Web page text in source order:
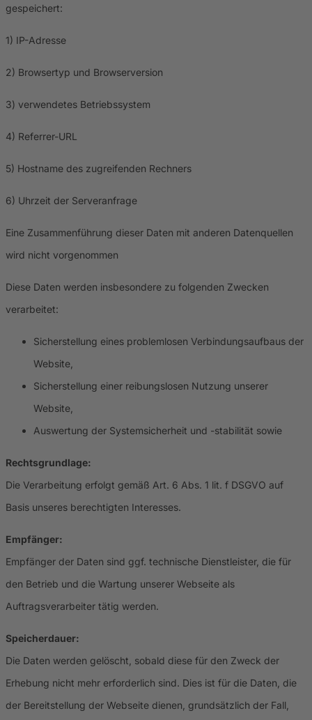
gespeichert:
1) IP-Adresse
2) Browsertyp und Browserversion
3) verwendetes Betriebssystem
4) Referrer-URL
5) Hostname des zugreifenden Rechners
6) Uhrzeit der Serveranfrage
Eine Zusammenführung dieser Daten mit anderen Datenquellen
wird nicht vorgenommen
Diese Daten werden insbesondere zu folgenden Zwecken
verarbeitet:
Sicherstellung eines problemlosen Verbindungsaufbaus der
Website,
Sicherstellung einer reibungslosen Nutzung unserer
Website,
Auswertung der Systemsicherheit und -stabilität sowie
Rechtsgrundlage:
Die Verarbeitung erfolgt gemäß Art. 6 Abs. 1 lit. f DSGVO auf
Basis unseres berechtigten Interesses.
Empfänger:
Empfänger der Daten sind ggf. technische Dienstleister, die für
den Betrieb und die Wartung unserer Webseite als
Auftragsverarbeiter tätig werden.
Speicherdauer:
Die Daten werden gelöscht, sobald diese für den Zweck der
Erhebung nicht mehr erforderlich sind. Dies ist für die Daten, die
der Bereitstellung der Webseite dienen, grundsätzlich der Fall,